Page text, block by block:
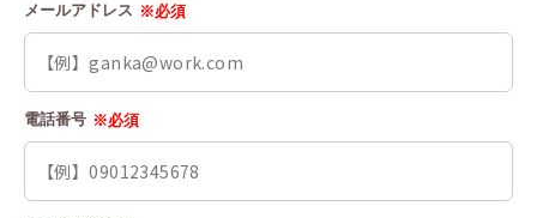
メールアドレス ※必須
電話番号 ※必須